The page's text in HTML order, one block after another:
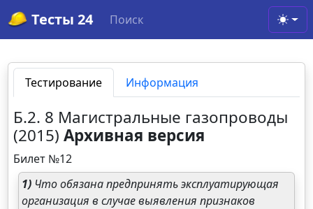
Тесты 24 Поиск
Тестирование Информация
Б.2. 8 Магистральные газопроводы
(2015)Архивная версия
Билет №12
1) Что обязана предпринять эксплуатирующая
организация в случае выявления признаков